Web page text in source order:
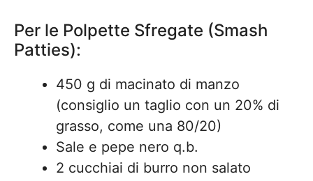
Per le Polpette Sfregate (Smash
Patties):
450 g di macinato di manzo
(consiglio un taglio con un 20% di
grasso, come una 80/20)
Sale e pepe nero q.b.
2 cucchiai di burro non salato